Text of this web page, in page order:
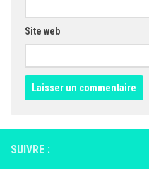
Site web
SUIVRE :